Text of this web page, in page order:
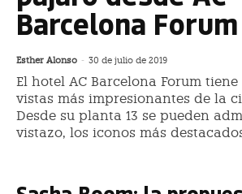
Barcelona Forum
Esther Alonso - 30 de julio de 2019
El hotel AC Barcelona Forum
vistas más impresionantes de la
Desde su planta 13 se pueden
vistazo, los iconos más